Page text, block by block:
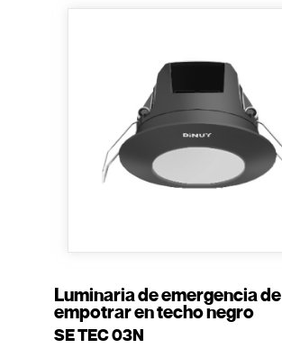
Luminaria de emergencia de
empotrar en techo negro
SE TEC 03N